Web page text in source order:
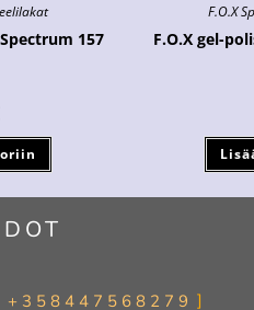
157
F.O.X
F.O.X gel-
+358447568279